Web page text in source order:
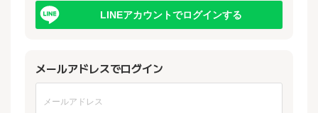
LINEアカウントでログインする
メールアドレスでログイン